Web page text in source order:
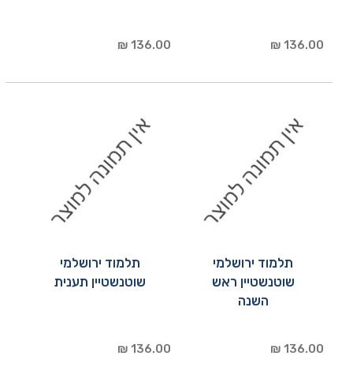
136.00 ₪
136.00 ₪
תלמוד ירושלמי
שוטנשטיין ראש
השנה
136.00 ₪
תלמוד ירושלמי
שוטנשטיין תענית
136.00 ₪